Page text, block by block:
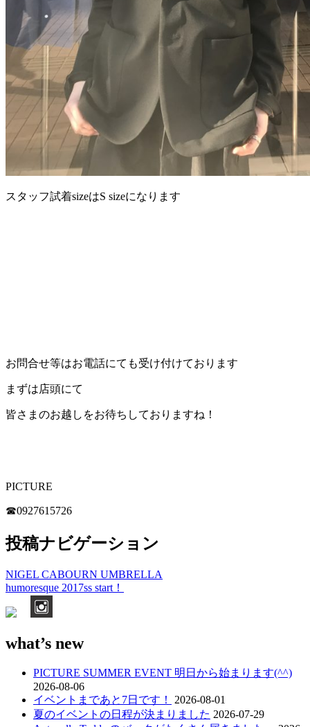
スタッフ試着sizeはS sizeになります
お問合せ等はお電話にても受け付けております
まずは店頭にて
皆さまのお越しをお待ちしておりますね！
PICTURE
☎︎0927615726
投稿ナビゲーション
NIGEL CABOURN UMBRELLA
humoresque 2017ss start！
what’s new
PICTURE SUMMER EVENT 明日から始まります(^^)
2026-08-06
イベントまであと7日です！
2026-08-01
夏のイベントの日程が決まりました 2026-07-29